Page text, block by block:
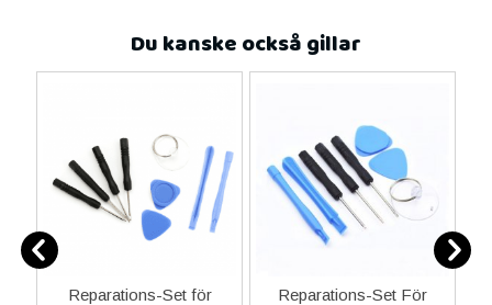
Du kanske också gillar
Reparations-Set för
Reparations-Set För